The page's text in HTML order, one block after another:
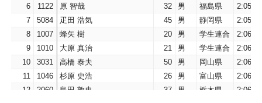
6
1122 原 智哉 32 男 福島県
2:05:19
7
5084 疋田 浩気 45 男 静岡県
2:05:52
8
1007 蜂矢 樹 20 男 学生連合
2:06:05
9
1010 大原 真治 21 男 学生連合
2:06:20
10
3031 高橋 泰夫 50 男 岡山県
2:06:36
11
1046 杉原 史浩 26 男 富山県
2:06:53
12
2060 島田 敦史 37 男 栃木県
2:06:58